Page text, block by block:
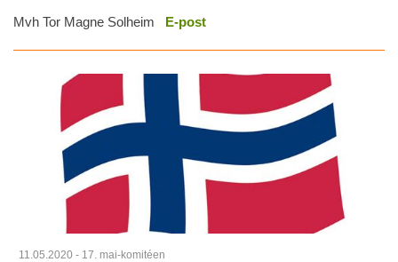
Mvh Tor Magne Solheim E-post
11.05.2020 - 17. mai-komitéen